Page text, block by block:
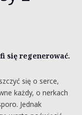
się regenerować.
się o serce,
każdy, o nerkach
Jednak